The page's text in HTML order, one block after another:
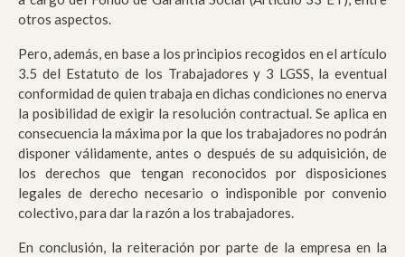
otros aspectos.
Pero, además, en base a los principios recogidos en el artículo
3.5 del Estatuto de los Trabajadores y 3 LGSS, la eventual
conformidad de quien trabaja en dichas condiciones no enerva
la posibilidad de exigir la resolución contractual. Se aplica en
consecuencia la máxima por la que los trabajadores no podrán
disponer válidamente, antes o después de su adquisición, de
los derechos que tengan reconocidos por disposiciones
legales de derecho necesario o indisponible por convenio
colectivo, para dar la razón a los trabajadores.
En conclusión, la reiteración por parte de la empresa en la